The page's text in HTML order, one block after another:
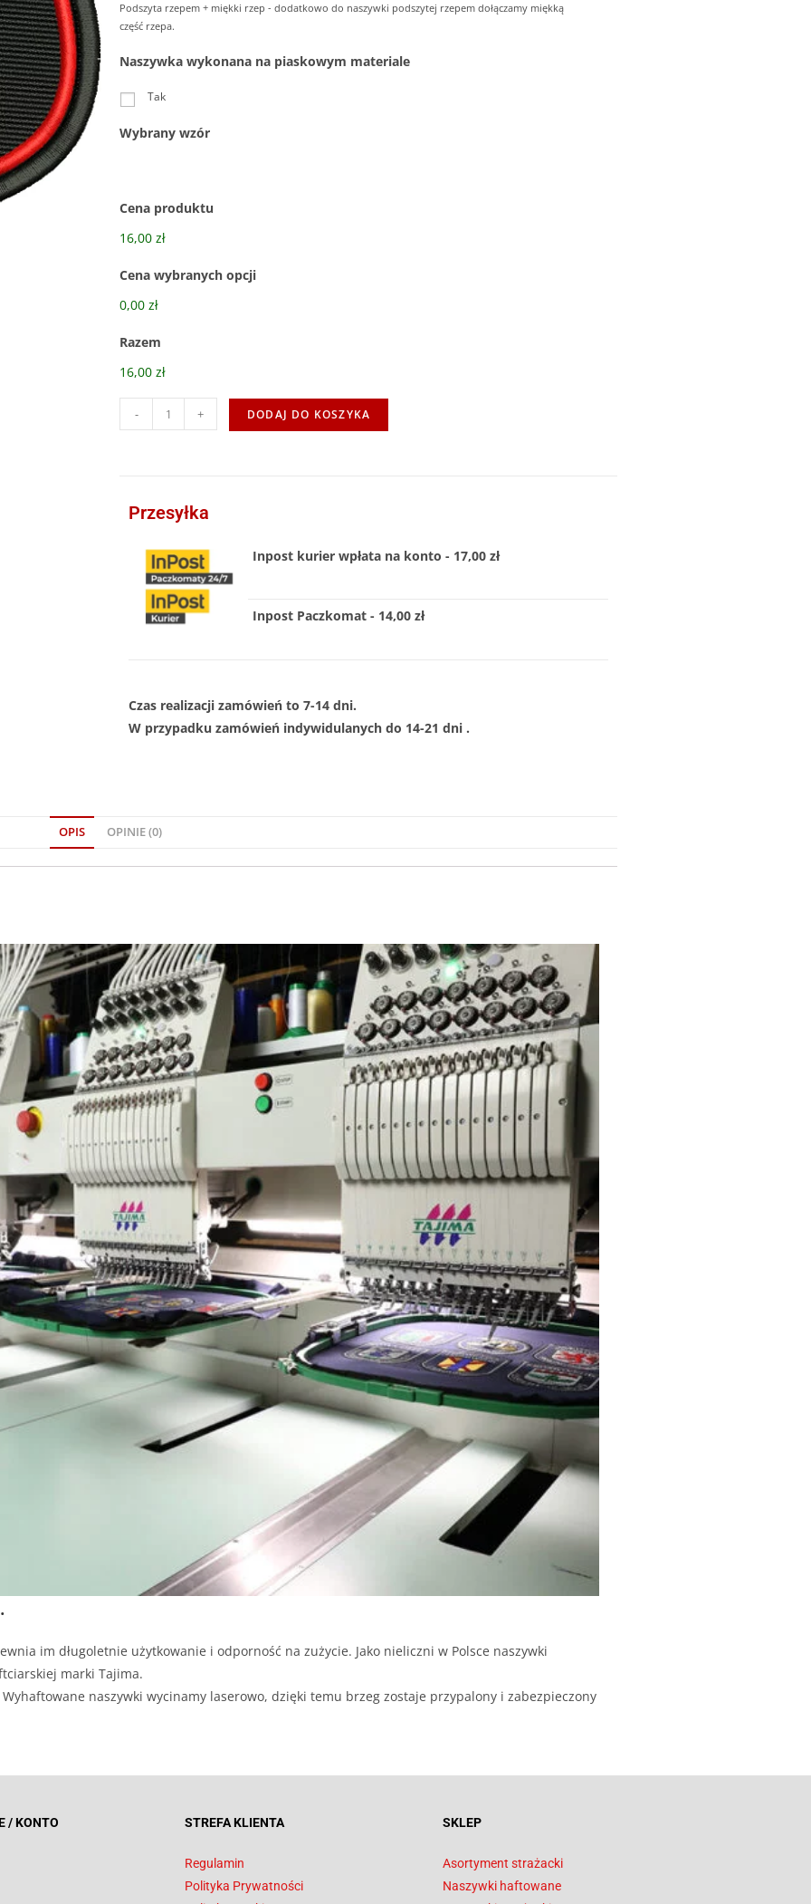
Podszyta rzepem + miękki rzep - dodatkowo do naszywki podszytej rzepem dołączamy miękką
część rzepa.
Naszywka wykonana na piaskowym materiale
Tak
Wybrany wzór
Cena produktu
16,00 zł
Cena wybranych opcji
0,00 zł
Razem
16,00 zł
- + DODAJ DO KOSZYKA
Przesyłka
Inpost kurier wpłata na konto - 17,00 zł
Inpost Paczkomat - 14,00 zł
Czas realizacji zamówień to 7-14 dni.
W przypadku zamówień indywidulanych do 14-21 dni .
OPIS OPINIE (0)
im długoletnie użytkowanie i odporność na zużycie. Jako nieliczni w Polsce naszywki
marki Tajima.
naszywki wycinamy laserowo, dzięki temu brzeg zostaje przypalony i zabezpieczony
/ KONTO STREFA KLIENTA
Regulamin
Polityka Prywatności
SKLEP
Asortyment strażacki
Naszywki haftowane